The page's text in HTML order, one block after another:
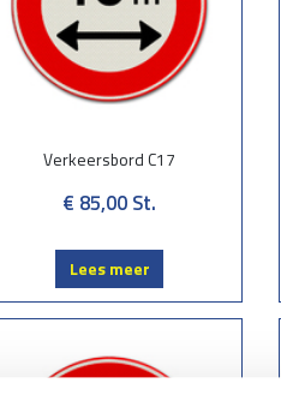
Verkeersbord C17
€ 85,00 St.
Lees meer